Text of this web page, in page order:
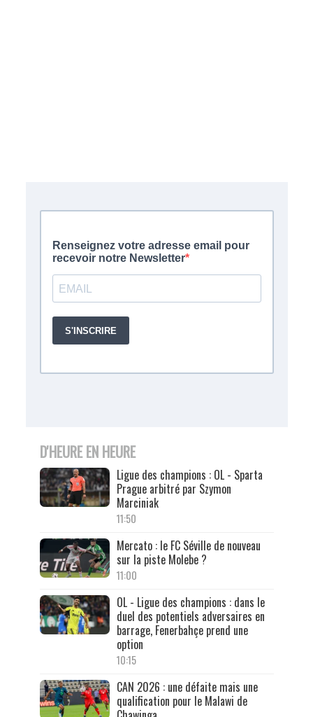
D'HEURE EN HEURE
Ligue des champions : OL - Sparta
Prague arbitré par Szymon
Marciniak
11:50
Mercato : le FC Séville de nouveau
sur la piste Molebe ?
11:00
OL - Ligue des champions : dans le
duel des potentiels adversaires en
barrage, Fenerbahçe prend une
option
10:15
CAN 2026 : une défaite mais une
qualification pour le Malawi de